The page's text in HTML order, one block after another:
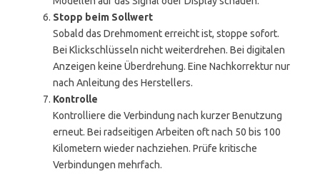
Stopp beim Sollwert
Sobald das Drehmoment erreicht ist, stoppe sofort.
Bei Klickschlüsseln nicht weiterdrehen. Bei digitalen
Anzeigen keine Überdrehung. Eine Nachkorrektur nur
nach Anleitung des Herstellers.
Kontrolle
Kontrolliere die Verbindung nach kurzer Benutzung
erneut. Bei radseitigen Arbeiten oft nach 50 bis 100
Kilometern wieder nachziehen. Prüfe kritische
Verbindungen mehrfach.